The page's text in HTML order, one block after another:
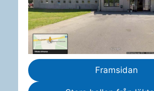
Framsidan